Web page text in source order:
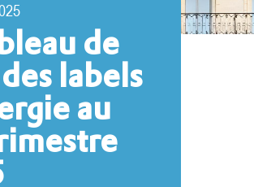
de
labels
au